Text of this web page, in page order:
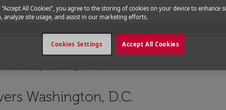
Washington, D.C.
afin de trouver des offres.
“Accept All Cookies”, you agree to the storing of cookies on your device to enhance
analyze site usage, and assist in our marketing efforts.
Accept All Cookies
Cookies Settings